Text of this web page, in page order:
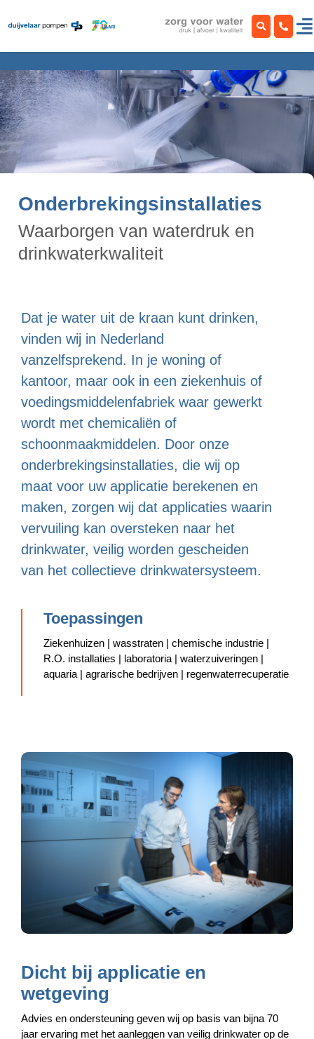
naar
Onderbrekingsinstallaties
Waarborgen van waterdruk en
drinkwaterkwaliteit
Dat je water uit de kraan kunt drinken,
vinden wij in Nederland
vanzelfsprekend. In je woning of
kantoor, maar ook in een ziekenhuis of
voedingsmiddelenfabriek waar gewerkt
wordt met chemicaliën of
schoonmaakmiddelen. Door onze
onderbrekingsinstallaties, die wij op
maat voor uw applicatie berekenen en
maken, zorgen wij dat applicaties waarin
vervuiling kan oversteken naar het
drinkwater, veilig worden gescheiden
van het collectieve drinkwatersysteem.
Toepassingen
Ziekenhuizen | wasstraten | chemische industrie |
R.O. installaties | laboratoria | waterzuiveringen |
aquaria | agrarische bedrijven | regenwaterrecuperatie
Dicht bij applicatie en
wetgeving
Advies en ondersteuning geven wij op basis van bijna 70
jaar ervaring met het aanleggen van veilig drinkwater op de